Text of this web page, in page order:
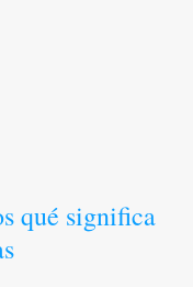
qué significa